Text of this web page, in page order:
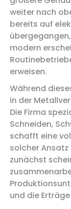
weiter nach
bereits auf
modern
erweisen.
Während
in der
Die Firma
Schneiden,
schafft eine
solcher
zunächst
und die